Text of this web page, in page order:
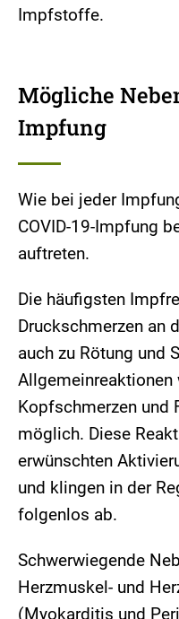
Impfstoffe.
Mögliche
Impfung
Wie bei jeder
COVID-19-Impfung
auftreten.
Die häufigsten
Druckschmerzen an
auch zu Rötung und
Allgemeinreaktionen
Kopfschmerzen und
möglich. Diese
erwünschten
und klingen in der
folgenlos ab.
Schwerwiegende
Herzmuskel- und
(Myokarditis und